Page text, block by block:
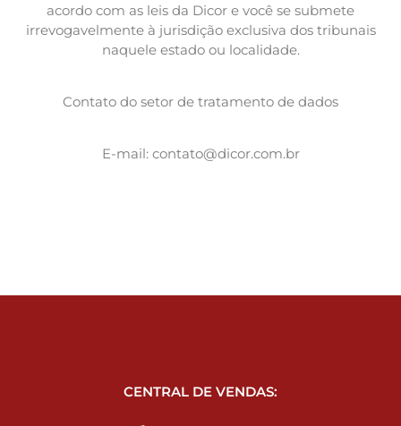
acordo com as leis da Dicor e você se submete
irrevogavelmente à jurisdição exclusiva dos tribunais
naquele estado ou localidade.
Contato do setor de tratamento de dados
E-mail: contato@dicor.com.br
CENTRAL DE VENDAS: